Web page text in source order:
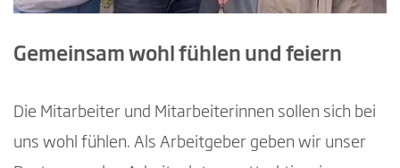
Gemeinsam wohl fühlen und feiern
Die Mitarbeiter und Mitarbeiterinnen sollen sich bei
uns wohl fühlen. Als Arbeitgeber geben wir unser